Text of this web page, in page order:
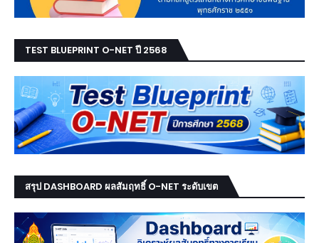
TEST BLUEPRINT O-NET ปี 2568
สรุป DASHBOARD ผลสัมฤทธิ์ O-NET ระดับเขต